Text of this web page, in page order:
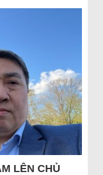
LÊN CHỦ